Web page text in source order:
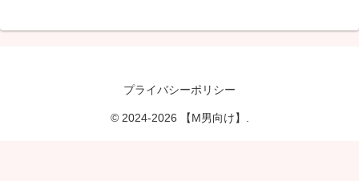
プライバシーポリシー
© 2024-2026 【M男向け】.